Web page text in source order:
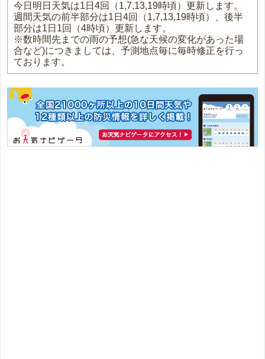
今日明日天気は1日4回（1,7,13,19時頃）更新します。
週間天気の前半部分は1日4回（1,7,13,19時頃）、後半
部分は1日1回（4時頃）更新します。
※数時間先までの雨の予想(急な天候の変化があった場
合など)につきましては、予測地点毎に毎時修正を行っ
ております。